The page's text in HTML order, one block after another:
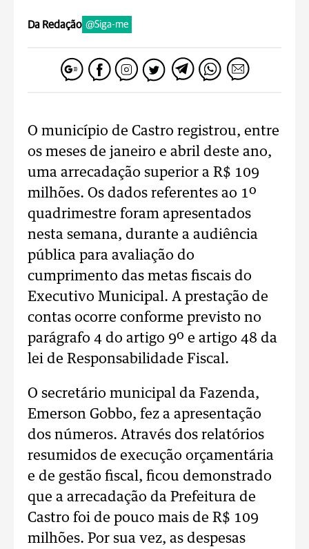
Da Redação @Siga-me
O município de Castro registrou, entre
os meses de janeiro e abril deste ano,
uma arrecadação superior a R$ 109
milhões. Os dados referentes ao 1º
quadrimestre foram apresentados
nesta semana, durante a audiência
pública para avaliação do
cumprimento das metas fiscais do
Executivo Municipal. A prestação de
contas ocorre conforme previsto no
parágrafo 4 do artigo 9º e artigo 48 da
lei de Responsabilidade Fiscal.
O secretário municipal da Fazenda,
Emerson Gobbo, fez a apresentação
dos números. Através dos relatórios
resumidos de execução orçamentária
e de gestão fiscal, ficou demonstrado
que a arrecadação da Prefeitura de
Castro foi de pouco mais de R$ 109
milhões. Por sua vez, as despesas